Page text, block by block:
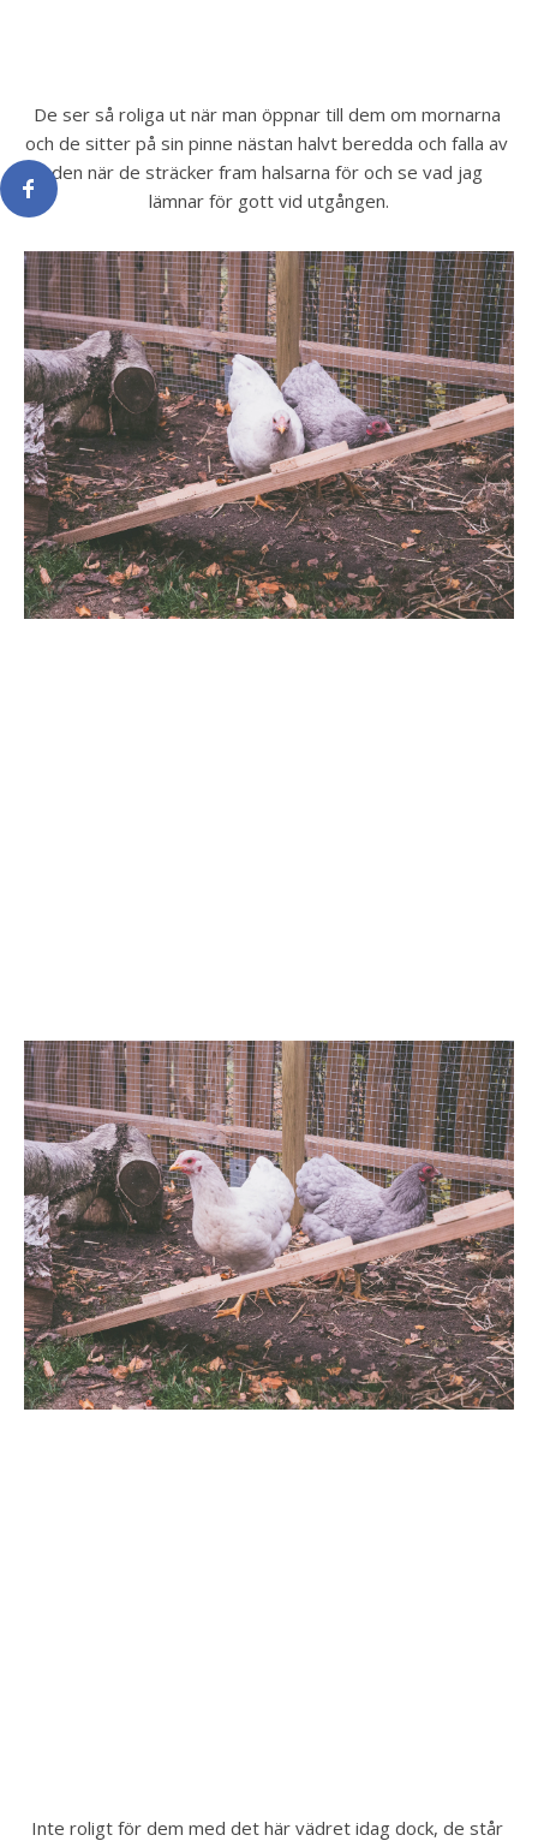
De ser så roliga ut när man öppnar till dem om mornarna
och de sitter på sin pinne nästan halvt beredda och falla av
den när de sträcker fram halsarna för och se vad jag
lämnar för gott vid utgången.
Inte roligt för dem med det här vädret idag dock, de står